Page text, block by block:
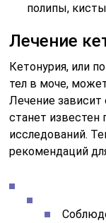
полипы,
Лечение
Кетонурия, или
тел в моче,
Лечение зависит
станет известен
исследований.
рекомендаций